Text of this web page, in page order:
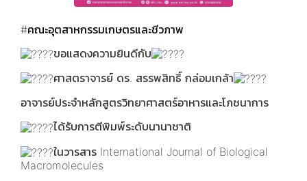
#คณะอุตสาหกรรมเกษตรและชีวภาพ
ขอแสดงความยินดีกับ
ศาสตราจารย์ ดร. สรรพสิทธิ์ กล่อมเกล้า
อาจารย์ประจำหลักสูตรวิทยาศาสตร์อาหารและโภชนาการ
ได้รับการตีพิมพ์ระดับนานาชาติ
ในวารสาร International Journal of Biological
Macromolecules